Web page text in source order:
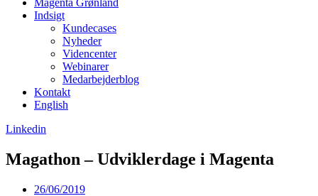
Magenta Grønland
Indsigt
Kundecases
Nyheder
Videncenter
Webinarer
Medarbejderblog
Kontakt
English
Linkedin
Magathon – Udviklerdage i Magenta
26/06/2019